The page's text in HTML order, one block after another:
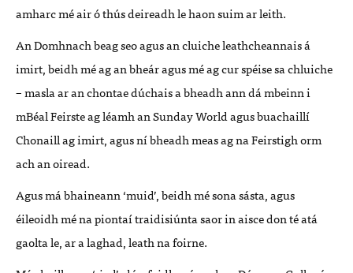
amharc mé air ó thús deireadh le haon suim ar leith.
An Domhnach beag seo agus an cluiche leathcheannais á
imirt, beidh mé ag an bheár agus mé ag cur spéise sa chluiche
– masla ar an chontae dúchais a bheadh ann dá mbeinn i
mBéal Feirste ag léamh an Sunday World agus buachaillí
Chonaill ag imirt, agus ní bheadh meas ag na Feirstigh orm
ach an oiread.
Agus má bhaineann ‘muid’, beidh mé sona sásta, agus
éileoidh mé na piontaí traidisiúnta saor in aisce don té atá
gaolta le, ar a laghad, leath na foirne.